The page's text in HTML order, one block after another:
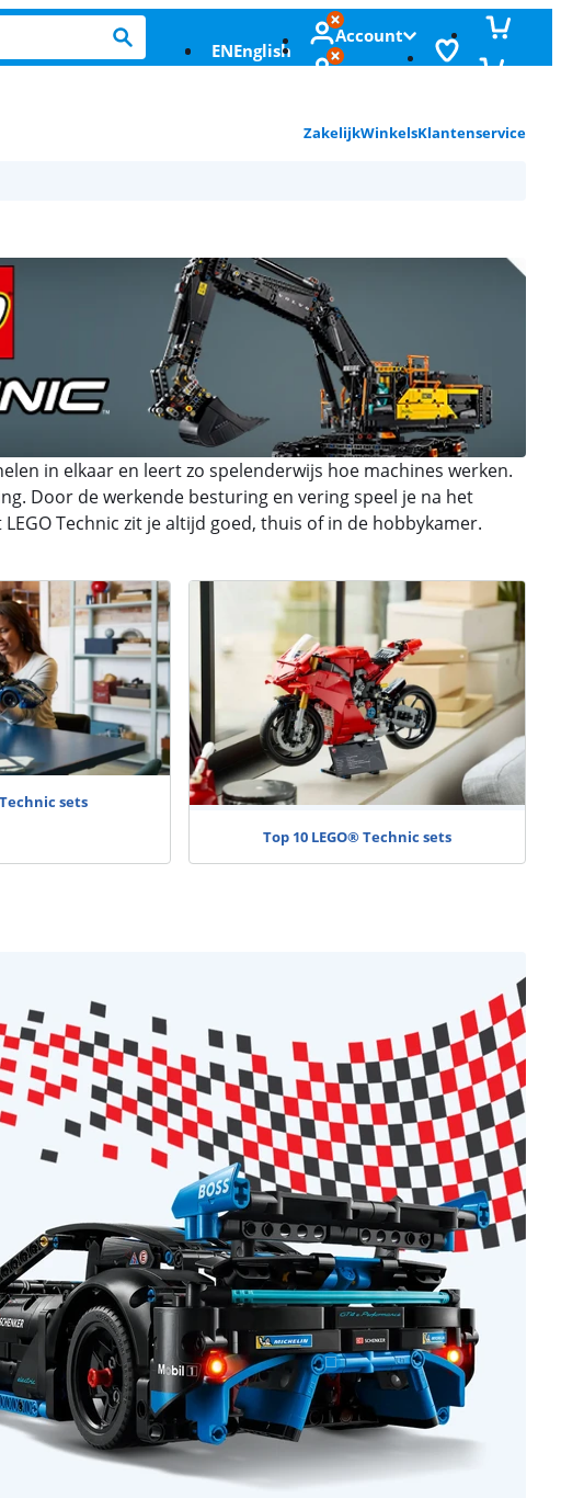
ENEnglish
Account
ZakelijkWinkelsKlantenservice
in elkaar en leert zo spelenderwijs hoe machines werken.
Door de werkende besturing en vering speel je na het
Technic zit je altijd goed, thuis of in de hobbykamer.
sets
Top 10 LEGO® Technic sets